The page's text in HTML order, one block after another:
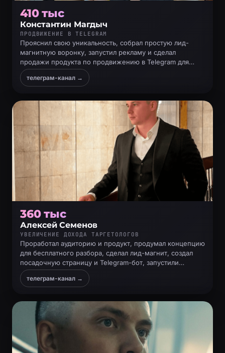
410 тыс
Константин Магдыч
ПРОДВИЖЕНИЕ В TELEGRAM
Прояснил свою уникальность, собрал простую лид-
магнитную воронку, запустил рекламу и сделал
продажи продукта по продвижению в Telegram для
психологов и коучей
телеграм-канал →
360 тыс
Алексей Семенов
УВЕЛИЧЕНИЕ ДОХОДА ТАРГЕТОЛОГОВ
Проработал аудиторию и продукт, продумал концепцию
для бесплатного разбора, сделал лид-магнит, создал
посадочную страницу и Telegram-бот, запустили
трафик, созвонился с заявками и сделал продажи
телеграм-канал →